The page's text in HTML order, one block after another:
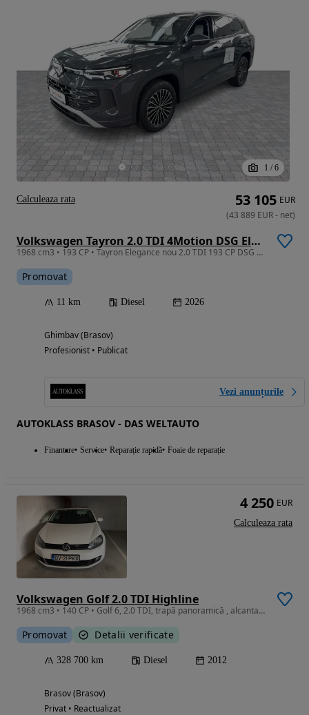
1 / 6
Volkswagen Tayron 2.0 TDI 4Motion DSG Elegance
1968 cm3 • 193 CP • Tayron Elegance nou 2.0 TDI 193 CP DSG 4Motion
Promovat
11 km Diesel 2026
Ghimbav (Brasov)
Profesionist • Publicat
Vezi anunțurile
AUTOKLASS BRASOV - DAS WELTAUTO
Finantare Service Reparație rapidă Foaie de reparație
53 105 EUR
(43 889 EUR- net)
Calculeaza rata
Volkswagen Golf 2.0 TDI Highline
1968 cm3 • 140 CP • Golf 6, 2.0 TDI, trapă panoramică , alcantara
Promovat Detalii verificate
328 700 km Diesel 2012
Brasov (Brasov)
Privat • Reactualizat
4 250 EUR
Calculeaza rata